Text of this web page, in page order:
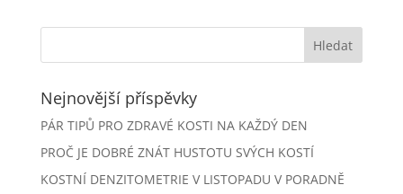
e
o
k
e
er
er e s l e
Nejnovější příspěvky
PÁR TIPŮ PRO ZDRAVÉ KOSTI NA KAŽDÝ DEN
PROČ JE DOBRÉ ZNÁT HUSTOTU SVÝCH KOSTÍ
KOSTNÍ DENZITOMETRIE V LISTOPADU V PORADNĚ